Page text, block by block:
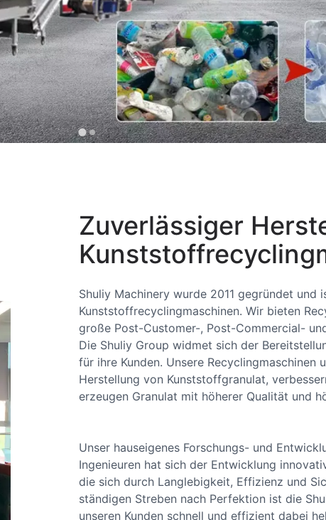
Zuverlässiger
Shuliy Machinery wurde 2011 gegründet und
Kunststoffrecyclingmaschinen. Wir bieten
große Post-Customer-, Post-Commercial-
Die Shuliy Group widmet sich der
für ihre Kunden. Unsere Recyclingmaschinen
Herstellung von Kunststoffgranulat,
erzeugen Granulat mit höherer Qualität und
Unser hauseigenes Forschungs- und
Ingenieuren hat sich der Entwicklung
die sich durch Langlebigkeit, Effizienz und
ständigen Streben nach Perfektion ist die
unseren Kunden schnell und effizient dabei